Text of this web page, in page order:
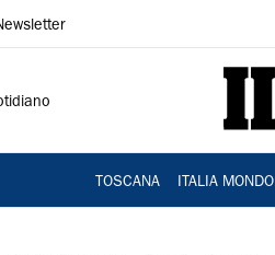
TOSCANA ITALIA MONDO